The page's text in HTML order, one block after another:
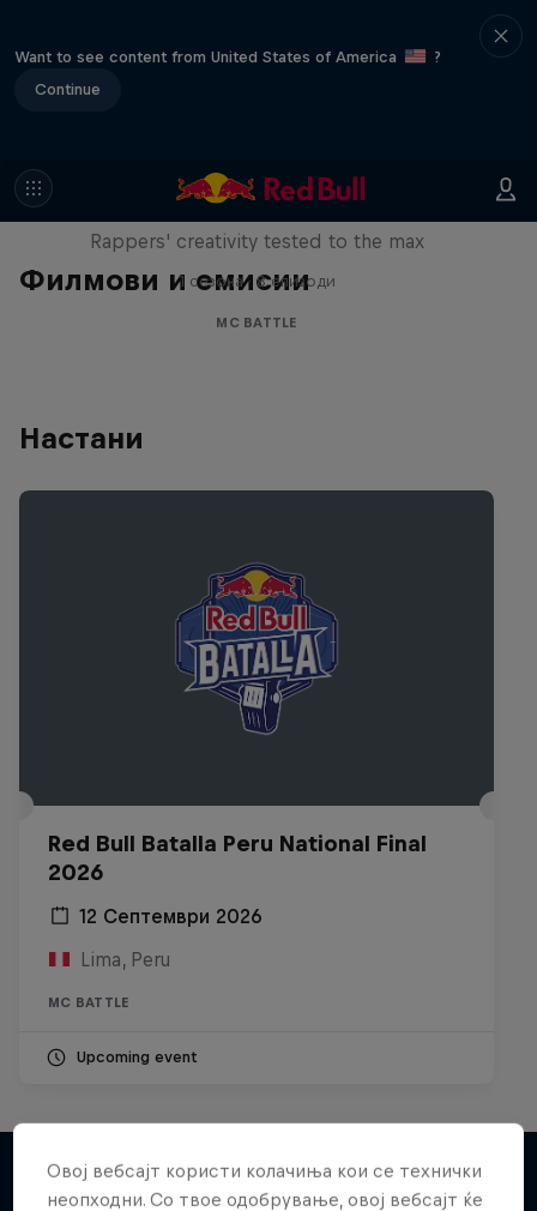
Want to see content from United States of America
?
Continue
Филмови и емисии
Red Bull Mic Flex
Rappers' creativity tested to the max
1 сезона · 8 епизоди
MC BATTLE
Настани
Red Bull Batalla Peru National Final
2026
12 Септември 2026
Lima, Peru
MC BATTLE
Upcoming event
Овој вебсајт користи колачиња кои се технички
неопходни. Со твое одобрување, овој вебсајт ќе